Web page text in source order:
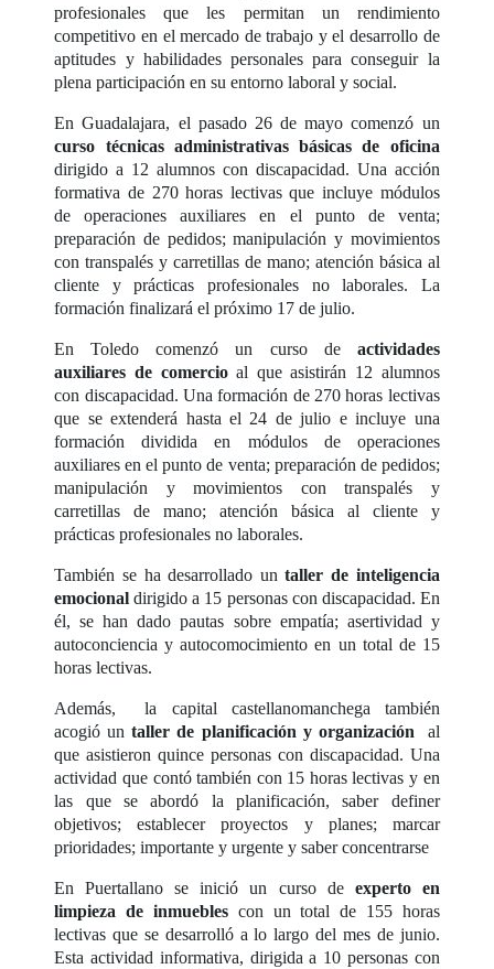
profesionales que les permitan un rendimiento
competitivo en el mercado de trabajo y el desarrollo de
aptitudes y habilidades personales para conseguir la
plena participación en su entorno laboral y social.
En Guadalajara, el pasado 26 de mayo comenzó un
curso técnicas administrativas básicas de oficina
dirigido a 12 alumnos con discapacidad. Una acción
formativa de 270 horas lectivas que incluye módulos
de operaciones auxiliares en el punto de venta;
preparación de pedidos; manipulación y movimientos
con transpalés y carretillas de mano; atención básica al
cliente y prácticas profesionales no laborales. La
formación finalizará el próximo 17 de julio.
En Toledo comenzó un curso de actividades
auxiliares de comercioal que asistirán 12 alumnos
con discapacidad. Una formación de 270 horas lectivas
que se extenderá hasta el 24 de julio e incluye una
formación dividida en módulos de operaciones
auxiliares en el punto de venta; preparación de pedidos;
manipulación y movimientos con transpalés y
carretillas de mano; atención básica al cliente y
prácticas profesionales no laborales.
También se ha desarrollado un taller de inteligencia
emocionaldirigido a 15 personas con discapacidad. En
él, se han dado pautas sobre empatía; asertividad y
autoconciencia y autocomocimiento en un total de 15
horas lectivas.
Además, la capital castellanomanchega también
acogió untaller de planificación y organización
al
que asistieron quince personas con discapacidad. Una
actividad que contó también con 15 horas lectivas y en
las que se abordó la planificación, saber definer
objetivos; establecer proyectos y planes; marcar
prioridades; importante y urgente y saber concentrarse
En Puertallano se inició un curso de experto en
limpieza de inmueblescon un total de 155 horas
lectivas que se desarrolló a lo largo del mes de junio.
Esta actividad informativa, dirigida a 10 personas con